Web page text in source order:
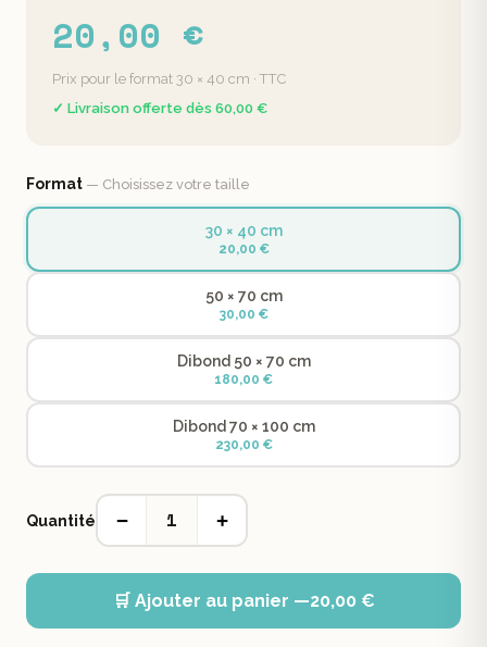
20,00 €
Prix pour le format 30 × 40 cm · TTC
✓ Livraison offerte dès 60,00 €
Format — Choisissez votre taille
30 × 40 cm
20,00 €
50 × 70 cm
30,00 €
Dibond 50 × 70 cm
180,00 €
Dibond 70 × 100 cm
230,00 €
Quantité − 1 +
🛒 Ajouter au panier —20,00 €